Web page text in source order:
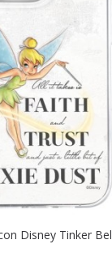
Disney Tinker